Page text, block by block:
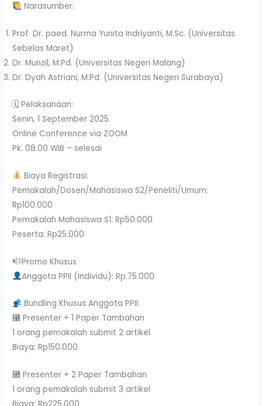
Narasumber:
Prof. Dr. paed. Nurma Yunita Indriyanti, M.Sc. (Universitas
Sebelas Maret)
Dr. Munzil, M.Pd. (Universitas Negeri Malang)
Dr. Dyah Astriani, M.Pd. (Universitas Negeri Surabaya)
🗓 Pelaksanaan:
Senin, 1 September 2025
Online Conference via ZOOM
Pk. 08.00 WIB – selesai
Biaya Registrasi:
Pemakalah/Dosen/Mahasiswa S2/Peneliti/Umum:
Rp100.000
Pemakalah Mahasiswa S1: Rp50.000
Peserta: Rp25.000
Promo Khusus
Anggota PPII (Individu): Rp.75.000
Bundling Khusus Anggota PPII:
⿡ Presenter + 1 Paper Tambahan
1 orang pemakalah submit 2 artikel
Biaya: Rp150.000
⿢ Presenter + 2 Paper Tambahan
1 orang pemakalah submit 3 artikel